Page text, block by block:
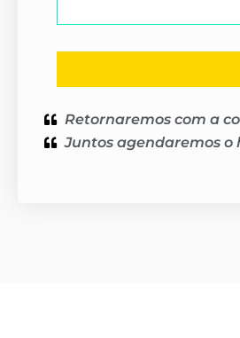
Retornaremos com a
Juntos agendaremos o